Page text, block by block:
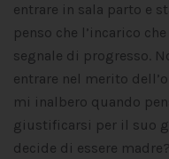
entrare in sala parto e
penso che l’incarico
segnale di progresso.
entrare nel merito
mi inalbero quando
giustificarsi per il suo
decide di essere